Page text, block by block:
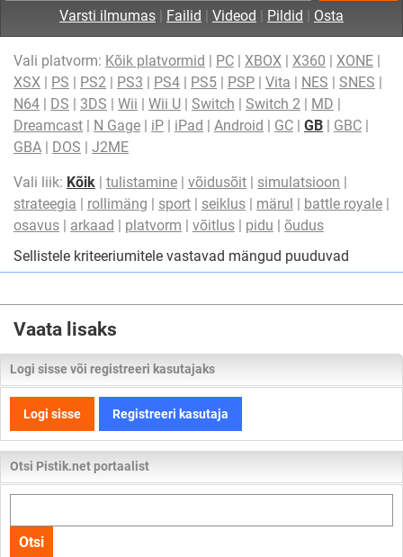
Varsti ilmumas | Failid | Videod | Pildid | Osta
Vali platvorm: Kõik platvormid | PC | XBOX | X360 | XONE |
XSX | PS | PS2 | PS3 | PS4 | PS5 | PSP | Vita | NES | SNES |
N64 | DS | 3DS | Wii | Wii U | Switch | Switch 2 | MD |
Dreamcast | N Gage | iP | iPad | Android | GC | GB | GBC |
GBA | DOS | J2ME
Vali liik: Kõik | tulistamine | võidusõit | simulatsioon |
strateegia | rollimäng | sport | seiklus | märul | battle royale |
osavus | arkaad | platvorm | võitlus | pidu | õudus
Sellistele kriteeriumitele vastavad mängud puuduvad
Vaata lisaks
Logi sisse või registreeri kasutajaks
Logi sisse Registreeri kasutaja
Otsi Pistik.net portaalist
kogu
lehelt
Otsi